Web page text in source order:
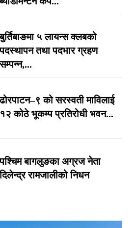
५ लायन्स क्लबको
तथा पदभार ग्रहण
को सरस्वती माविलाई
१२ कोठे भूकम्प प्रतिरोधी भवन...
बागलुङका अग्रज नेता
रामजालीको निधन